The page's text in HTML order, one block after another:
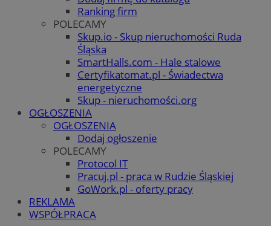
Ranking firm
POLECAMY
Skup.io - Skup nieruchomości Ruda
Śląska
SmartHalls.com - Hale stalowe
Certyfikatomat.pl - Świadectwa
energetyczne
Skup - nieruchomości.org
OGŁOSZENIA
OGŁOSZENIA
Dodaj ogłoszenie
POLECAMY
Protocol IT
Pracuj.pl - praca w Rudzie Śląskiej
GoWork.pl - oferty pracy
REKLAMA
WSPÓŁPRACA